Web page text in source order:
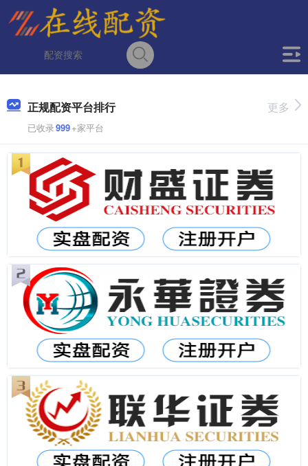
正规配资平台排行
已收录999+家平台
更多